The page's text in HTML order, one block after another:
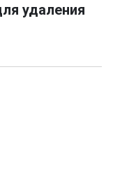
удаления